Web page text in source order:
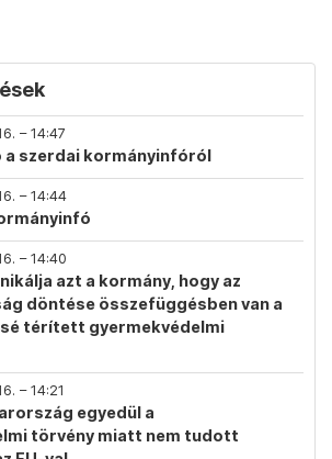
– 14:47
a szerdai kormányinfóról
– 14:44
– 14:40
azt a kormány, hogy az
döntése összefüggésben van a
térített gyermekvédelmi
– 14:21
egyedül a
törvény miatt nem tudott